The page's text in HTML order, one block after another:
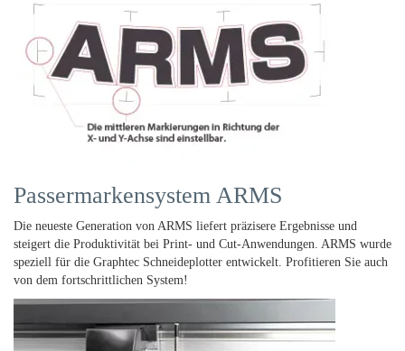
Passermarkensystem ARMS
Die neueste Generation von ARMS liefert präzisere Ergebnisse und
steigert die Produktivität bei Print- und Cut-Anwendungen. ARMS wurde
speziell für die Graphtec Schneideplotter entwickelt. Profitieren Sie auch
von dem fortschrittlichen System!